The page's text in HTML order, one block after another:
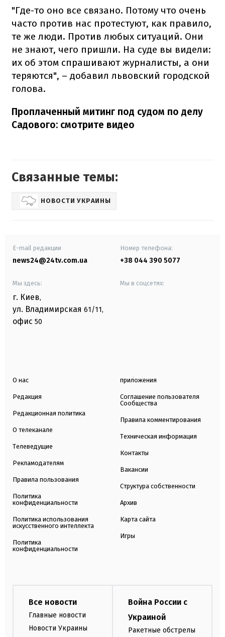
"Где-то оно все связано. Потому что очень
часто против нас протестуют, как правило,
те же люди. Против любых ситуаций. Они
не знают, чего пришли. На суде вы видели:
их об этом спрашивают журналисты, а они
теряются", – добавил львовский городской
голова.
Проплаченный митинг под судом по делу
Садового: смотрите видео
Связанные темы:
НОВОСТИ УКРАИНЫ
E-mail редакции
news24@24tv.com.ua
Номер телефона:
+38 044 390 5077
Мы здесь:
г. Киев,
ул. Владимирская 61/11,
офис 50
Мы в соцсетях:
О нас
Редакция
Редакционная политика
О телеканале
Телеведущие
Рекламодателям
Правила пользования
Политика
конфиденциальности
Политика использования
искусственного интеллекта
Политика
конфиденциальности
приложения
Соглашение пользователя
Сообщества
Правила комментирования
Техническая информация
Контакты
Вакансии
Структура собственности
Архив
Карта сайта
Игры
Все новости
Главные новости
Новости Украины
Война России с
Украиной
Ракетные обстрелы